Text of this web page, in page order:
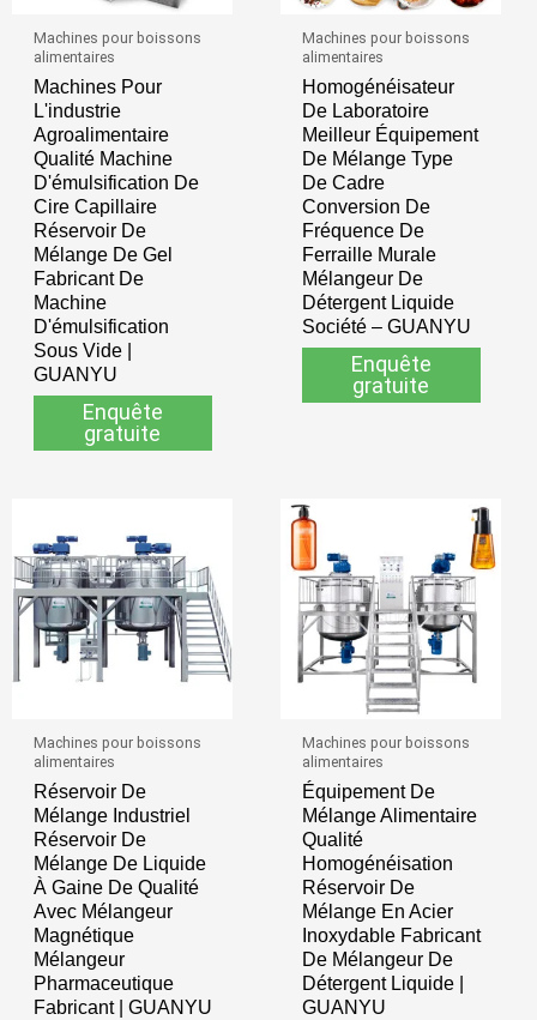
Machines pour boissons
alimentaires
Machines Pour
L'industrie
Agroalimentaire
Qualité Machine
D'émulsification De
Cire Capillaire
Réservoir De
Mélange De Gel
Fabricant De
Machine
D'émulsification
Sous Vide |
GUANYU
Enquête
gratuite
Machines pour boissons
alimentaires
Homogénéisateur
De Laboratoire
Meilleur Équipement
De Mélange Type
De Cadre
Conversion De
Fréquence De
Ferraille Murale
Mélangeur De
Détergent Liquide
Société – GUANYU
Enquête
gratuite
Machines pour boissons
alimentaires
Réservoir De
Mélange Industriel
Réservoir De
Mélange De Liquide
À Gaine De Qualité
Avec Mélangeur
Magnétique
Mélangeur
Pharmaceutique
Fabricant | GUANYU
Machines pour boissons
alimentaires
Équipement De
Mélange Alimentaire
Qualité
Homogénéisation
Réservoir De
Mélange En Acier
Inoxydable Fabricant
De Mélangeur De
Détergent Liquide |
GUANYU